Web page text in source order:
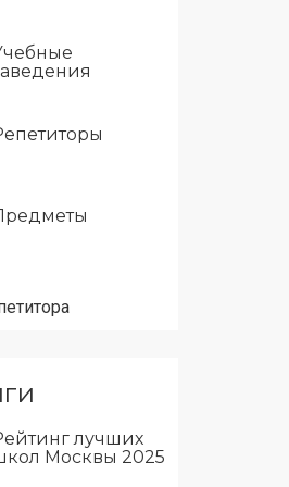
лучших
Москвы 2025